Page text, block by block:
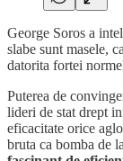
George Soros a
slabe sunt masele,
datorita fortei
Puterea de
lideri de stat drept
eficacitate orice
bruta ca bomba de